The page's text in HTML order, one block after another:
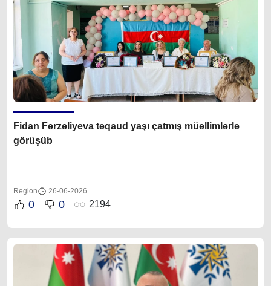
Fidan Fərzəliyeva təqaud yaşı çatmış müəllimlərlə
görüşüb
Region 26-06-2026
0 0 2194